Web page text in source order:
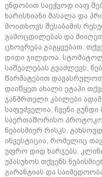
ენდობით საეჭვოდ იაფ
ხარისხიანი მასალა და
მოითხოვს შესაბამის
გამოცდილებას და
ცხოვრება გაგყვებათ.
დიდი ჯილდოა.
საშუალებას გვაძლევს,
წარმატებით
დაიწყეთ ახალი ეტაპი
ჯანმრთელი კბილები
საფუძველია. ჩვენი
საერთაშორისო
ნებისმიერ რისკს.
ინვესტიცია, რომელიც
უფრო დიდ ხარჯებს.
უპასუხოს თქვენს
გარანტიას და